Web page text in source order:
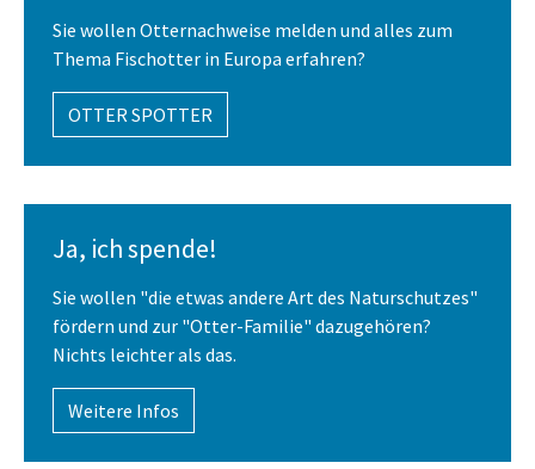
Sie wollen Otternachweise melden und alles zum
Thema Fischotter in Europa erfahren?
OTTER SPOTTER
Ja, ich spende!
Sie wollen "die etwas andere Art des Naturschutzes"
fördern und zur "Otter-Familie" dazugehören?
Nichts leichter als das.
Weitere Infos